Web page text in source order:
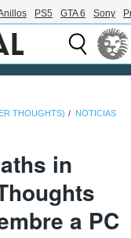
PS5 GTA 6 Sony
THOUGHTS) NOTICIAS
in
a PC